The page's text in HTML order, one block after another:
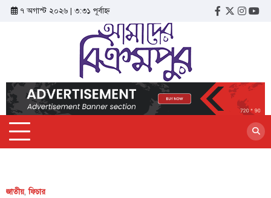
৭ অগাস্ট ২০২৬ | ৩:৩১ পূর্বাহ্ন
জাতীয়,ফিচার